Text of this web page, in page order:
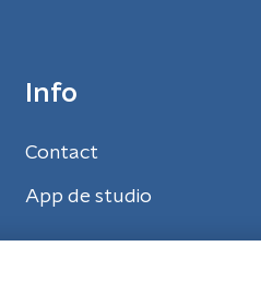
Info
Contact
App de studio